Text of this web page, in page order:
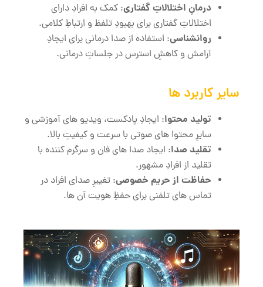
درمانِ اختلالاتِ گفتاری: کمک به افرادِ دارای
اختلالاتِ گفتاری برای بهبودِ تلفظ و ارتباطِ کلامی.
روانشناسی: استفاده از صدا درمانی برای ایجادِ
آرامش و کاهشِ استرس در جلساتِ درمانی.
سایر کاربرد ها
تولید محتوا: ایجادِ پادکست، ویدیو های آموزشی و
سایرِ محتوا های صوتی با سرعت و کیفیتِ بالا.
تقلید صدا: ایجاد صدا های فان و سرگرم‌ کننده با
تقلید از افرادِ مشهور.
حفاظت از حریم خصوصی: تغییرِ صدای افراد در
تماس‌ های تلفنی برای حفظِ هویت آن‌ ها.